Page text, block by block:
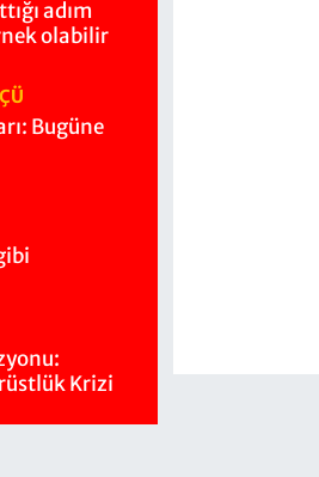
adım
olabilir
Bugüne
Krizi